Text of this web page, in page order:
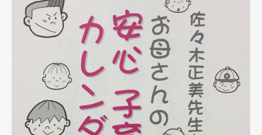
CD／DVD
田中 真澄
帯津 良一
春名 伸司